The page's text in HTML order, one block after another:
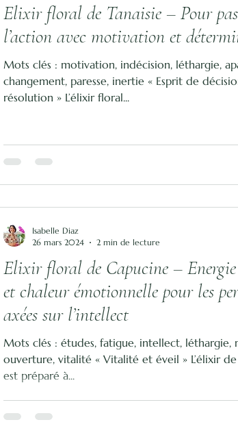
Elixir floral de Tanaisie – Pour
l’action avec motivation et
Mots clés : motivation, indécision, léthargie,
changement, paresse, inertie « Esprit de
résolution » L’élixir floral...
Elixir floral de Capucine –
et chaleur émotionnelle pour les
axées sur l’intellect
Mots clés : études, fatigue, intellect, léthargie,
ouverture, vitalité « Vitalité et éveil » L’élixir
est préparé à...
Isabelle Diaz
26 mars 2024
2 min de lecture